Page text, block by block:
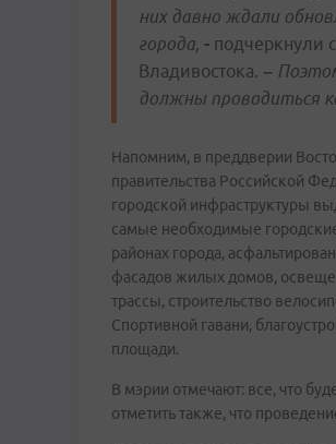
них давно ждали
города, - подчеркнули
Владивостока. –
должны проводиться
Напомним, в преддверии
правительства Российской
городской инфраструктуры
самые необходимые
районах города,
фасадов жилых домов,
трассы, строительство
Спортивной гавани,
площади.
В мэрии отмечают: все, что
отметить также, что